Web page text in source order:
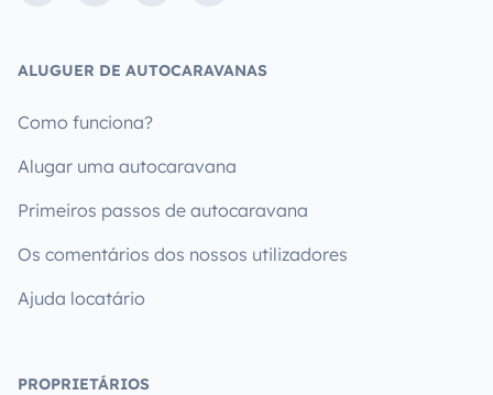
ALUGUER DE AUTOCARAVANAS
Como funciona?
Alugar uma autocaravana
Primeiros passos de autocaravana
Os comentários dos nossos utilizadores
Ajuda locatário
PROPRIETÁRIOS